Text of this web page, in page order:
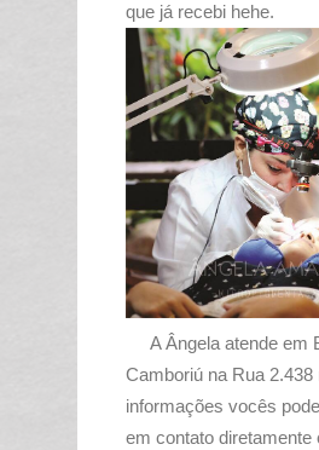
que já recebi hehe.
A Ângela atende em
Camboriú na Rua 2.438
informações vocês
em contato diretamente